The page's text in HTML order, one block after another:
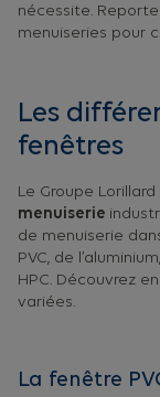
nécessite.
menuiseries pour
Les
fenêtres
Le Groupe
menuiserie
de menuiserie
PVC, de
HPC. Découvrez
variées.
La fenêtre